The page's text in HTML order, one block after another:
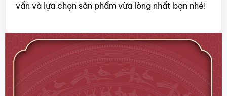
vấn và lựa chọn sản phẩm vừa lòng nhất bạn nhé!